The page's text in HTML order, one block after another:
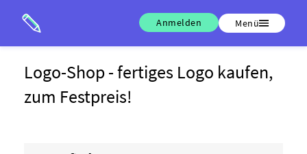
Anmelden Menü
Logo-Shop - fertiges Logo kaufen,
zum Festpreis!